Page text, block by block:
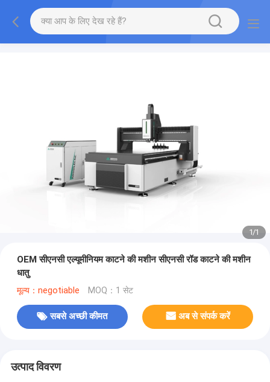
1/1
OEM सीएनसी एल्यूमीनियम काटने की मशीन सीएनसी रॉड काटने की मशीन
धातु
मूल्य：negotiable MOQ：1 सेट
सबसे अच्छी कीमत अब से संपर्क करें
उत्पाद विवरण